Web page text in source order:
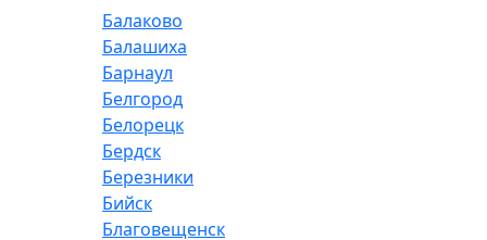
Балаково
Балашиха
Барнаул
Белгород
Белорецк
Бердск
Березники
Бийск
Благовещенск